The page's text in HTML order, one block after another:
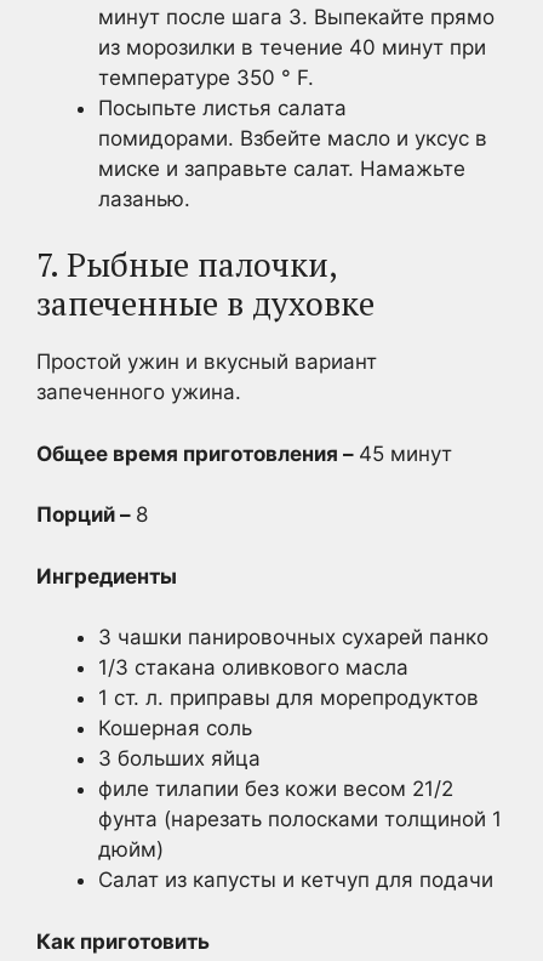
минут после шага 3. Выпекайте прямо
из морозилки в течение 40 минут при
температуре 350 ° F.
Посыпьте листья салата
помидорами. Взбейте масло и уксус в
миске и заправьте салат. Намажьте
лазанью.
7. Рыбные палочки,
запеченные в духовке
Простой ужин и вкусный вариант
запеченного ужина.
Общее время приготовления – 45 минут
Порций – 8
Ингредиенты
3 чашки панировочных сухарей панко
1/3 стакана оливкового масла
1 ст. л. приправы для морепродуктов
Кошерная соль
3 больших яйца
филе тилапии без кожи весом 21/2
фунта (нарезать полосками толщиной 1
дюйм)
Салат из капусты и кетчуп для подачи
Как приготовить